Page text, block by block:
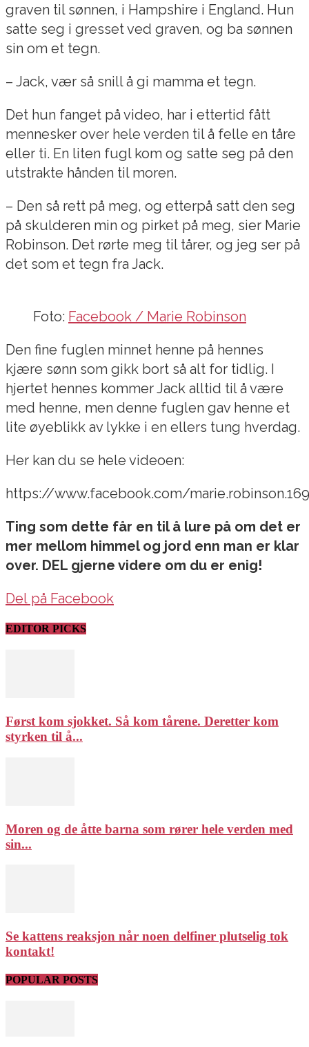
graven til sønnen, i Hampshire i England. Hun
satte seg i gresset ved graven, og ba sønnen
sin om et tegn.
– Jack, vær så snill å gi mamma et tegn.
Det hun fanget på video, har i ettertid fått
mennesker over hele verden til å felle en tåre
eller ti. En liten fugl kom og satte seg på den
utstrakte hånden til moren.
– Den så rett på meg, og etterpå satt den seg
på skulderen min og pirket på meg, sier Marie
Robinson. Det rørte meg til tårer, og jeg ser på
det som et tegn fra Jack.
Foto: Facebook / Marie Robinson
Den fine fuglen minnet henne på hennes
kjære sønn som gikk bort så alt for tidlig. I
hjertet hennes kommer Jack alltid til å være
med henne, men denne fuglen gav henne et
lite øyeblikk av lykke i en ellers tung hverdag.
Her kan du se hele videoen:
https://www.facebook.com/
Ting som dette får en til å lure på om det er
mer mellom himmel og jord enn man er klar
over. DEL gjerne videre om du er enig!
Del på Facebook
EDITOR PICKS
Først kom sjokket. Så kom tårene. Deretter kom
styrken til å...
Moren og de åtte barna som rører hele verden med
sin...
Se kattens reaksjon når noen delfiner plutselig tok
kontakt!
POPULAR POSTS